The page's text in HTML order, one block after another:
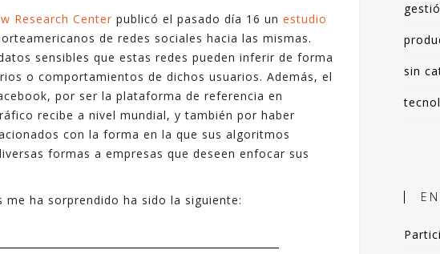
Busco ofrecer un
narren mis
análisis de datos.
información objetiva
apoyo en la toma de
En este blog
Research Center publicó el pasado día 16 un estudio
de redes sociales hacia las mismas.
sensibles que estas redes pueden inferir de forma
o comportamientos de dichos usuarios. Además, el
por ser la plataforma de referencia en
recibe a nivel mundial, y también por haber
con la forma en la que sus algoritmos
formas a empresas que deseen enfocar sus
ha sorprendido ha sido la siguiente:
sin